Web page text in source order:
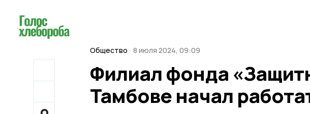
Общество 8 июля 2024, 09:09
Филиал фонда
Тамбове начал